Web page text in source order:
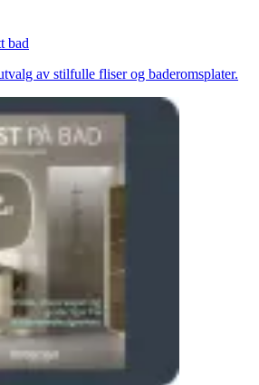
bad
av stilfulle fliser og baderomsplater.